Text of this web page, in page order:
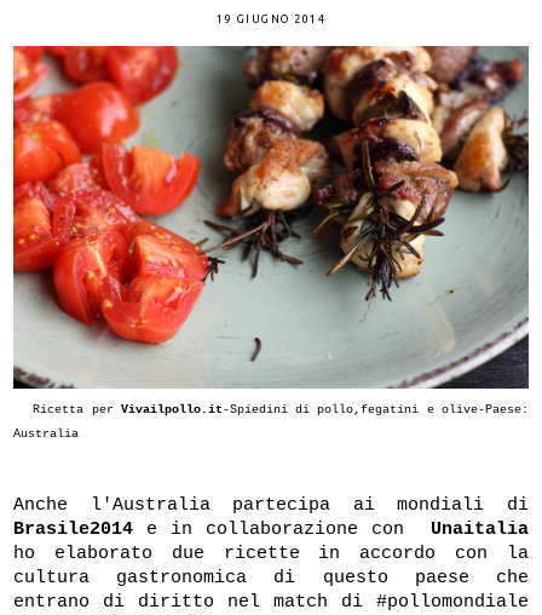
19 GIUGNO 2014
Ricetta per Vivailpollo.it-Spiedini di pollo,fegatini e olive-Paese:
Australia
Anche l'Australia partecipa ai mondiali di
Brasile2014 e in collaborazione con Unaitalia
ho elaborato due ricette in accordo con la
cultura gastronomica di questo paese che
entrano di diritto nel match di #pollomondiale